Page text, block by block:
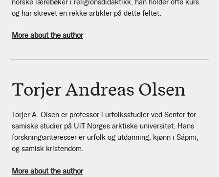
norske lærebøker i religionsdidaktikk, han holder ofte kurs
og har skrevet en rekke artikler på dette feltet.
More about the author
Torjer Andreas Olsen
Torjer A. Olsen er professor i urfolksstudier ved Senter for
samiske studier på UiT Norges arktiske universitet. Hans
forskningsinteresser er urfolk og utdanning, kjønn i Sápmi,
og samisk kristendom.
More about the author